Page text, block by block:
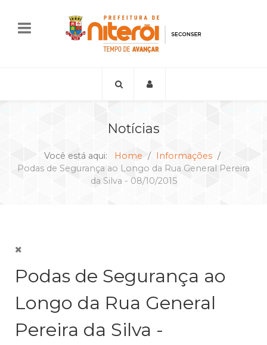
Notícias
Você está aqui: Home
Informações
Podas de Segurança ao Longo da Rua General Pereira
da Silva - 08/10/2015
Podas de Segurança ao
Longo da Rua General
Pereira da Silva -